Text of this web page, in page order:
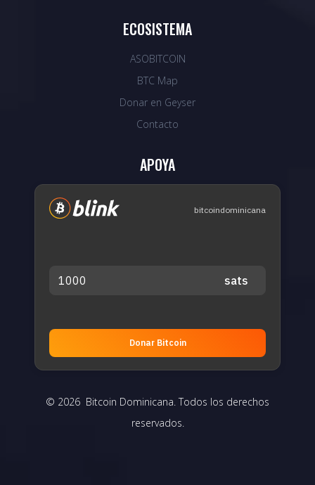
ECOSISTEMA
ASOBITCOIN
BTC Map
Donar en Geyser
Contacto
APOYA
bitcoindominicana
Donar Bitcoin
© 2026 Bitcoin Dominicana. Todos los derechos
reservados.